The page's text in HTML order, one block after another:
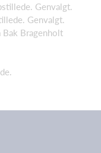
Genvalgt.
Genvalgt.
Bak Bragenholt